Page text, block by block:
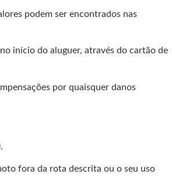
podem ser encontrados nas
início do aluguer, através do cartão de
por quaisquer danos
fora da rota descrita ou o seu uso